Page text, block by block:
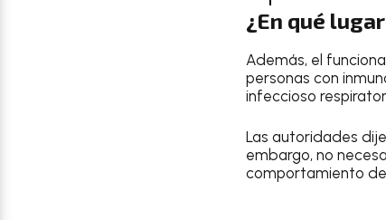
¿En qué
Además, el
personas con
infeccioso
Las autoridades
embargo, no
comportamiento